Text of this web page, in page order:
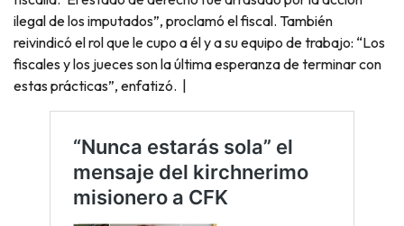
ilegal de los imputados”, proclamó el fiscal. También
reivindicó el rol que le cupo a él y a su equipo de trabajo: “Los
fiscales y los jueces son la última esperanza de terminar con
estas prácticas”, enfatizó. |